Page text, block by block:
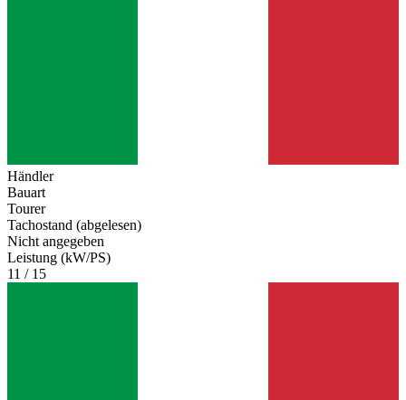
Händler
Bauart
Tourer
Tachostand (abgelesen)
Nicht angegeben
Leistung (kW/PS)
11 / 15